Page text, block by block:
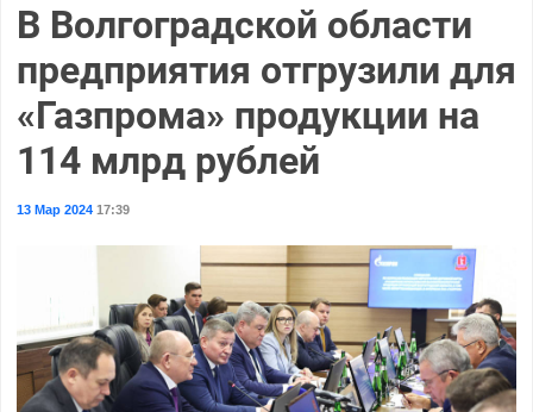
В Волгоградской области
предприятия отгрузили для
«Газпрома» продукции на
114 млрд рублей
13 Мар 202417:39